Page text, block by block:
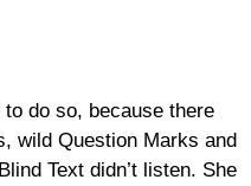
do so, because there
wild Question Marks and
Text didn’t listen. She